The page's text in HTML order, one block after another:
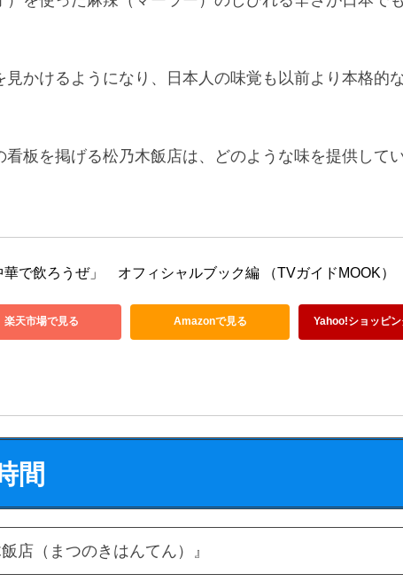
見かけるようになり、日本人の味覚も以前より本格的
板を掲げる松乃木飯店は、どのような味を提供して
華で飲ろうぜ」　オフィシャルブック編 （TVガイドMOOK）
楽天市場で見る Amazonで見る Yahoo!ショッピ
間
飯店（まつのきはんてん）』